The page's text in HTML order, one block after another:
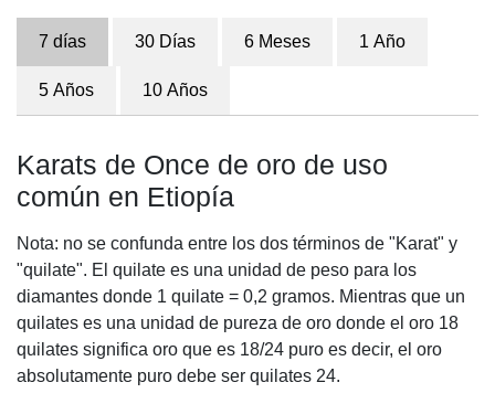
7 días 30 Días 6 Meses 1 Año
5 Años 10 Años
Karats de Once de oro de uso
común en Etiopía
Nota: no se confunda entre los dos términos de "Karat" y
"quilate". El quilate es una unidad de peso para los
diamantes donde 1 quilate = 0,2 gramos. Mientras que un
quilates es una unidad de pureza de oro donde el oro 18
quilates significa oro que es 18/24 puro es decir, el oro
absolutamente puro debe ser quilates 24.